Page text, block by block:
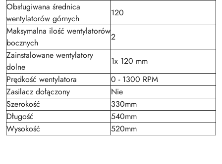
Obsługiwana średnica
wentylatorów górnych
120
Maksymalna ilość wentylatorów
bocznych
2
Zainstalowane wentylatory
dolne
1x 120 mm
Prędkość wentylatora
0 - 1300 RPM
Zasilacz dołączony
Nie
Szerokość
330mm
Długość
540mm
Wysokość
520mm